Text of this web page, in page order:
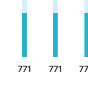
771 771